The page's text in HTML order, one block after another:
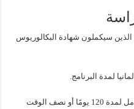
الذين سيكملون شهادة البكالوريوس
لمدة البرنامج.
أثناء تعليمهم يُسمح لهم بالعمل بدوام كامل لمدة 120 يومًا أو نصف الوقت